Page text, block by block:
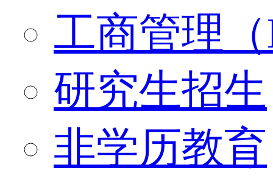
工商管理
研究生招生
非学历教育